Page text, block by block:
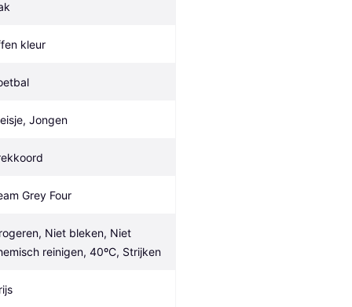
kleur
Jongen
Grey Four
Niet bleken, Niet
reinigen, 40ºC, Strijken